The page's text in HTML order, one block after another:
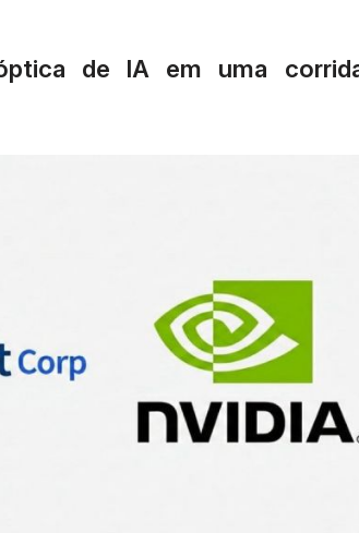
de IA em uma